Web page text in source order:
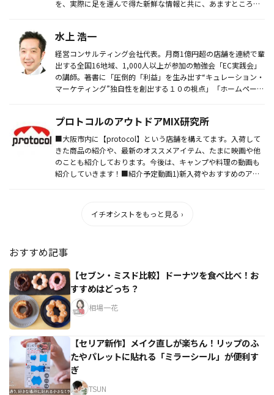
を、実際に足を運んで得た新鮮な情報と共に、あますところな
水上 浩一
経営コンサルティング会社代表。月商1億円超の店舗を連続で輩
出する全国16地域、1,000人以上が参加の勉強会「EC実践会」
の講師。著書に「圧倒的「利益」を生み出す“キュレーション・
マーケティング”独自性を創出する１０の視点」「ホームページ
プロトコルのアウトドアMIX研究所
■大阪市内に【protocol】という店舗を構えてます。入荷して
きた商品の紹介や、最新のオススメアイテム、たまに映画や他
のことも紹介しております。今後は、キャンプや料理の動画も
紹介していきます！■紹介予定動画1)新入荷やおすすめのアイ
イチオシストをもっと見る ›
おすすめ記事
【セブン・ミスド比較】ドーナツを食べ比べ！お
すすめはどっち？
相場一花
【セリア新作】メイク直しが楽ちん！リップのふ
たやパレットに貼れる「ミラーシール」が便利す
ぎ
TSUN